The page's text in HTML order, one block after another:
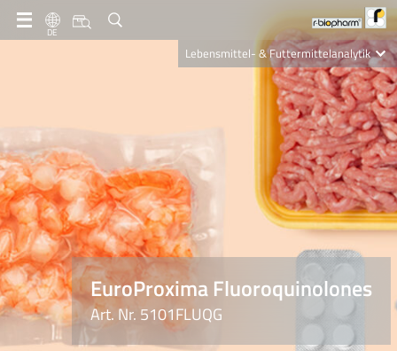
DE
Lebensmittel- & Futtermittelanalytik
Clinical Diagnostics
EuroProxima Fluoroquinolones
Art. Nr. 5101FLUQG